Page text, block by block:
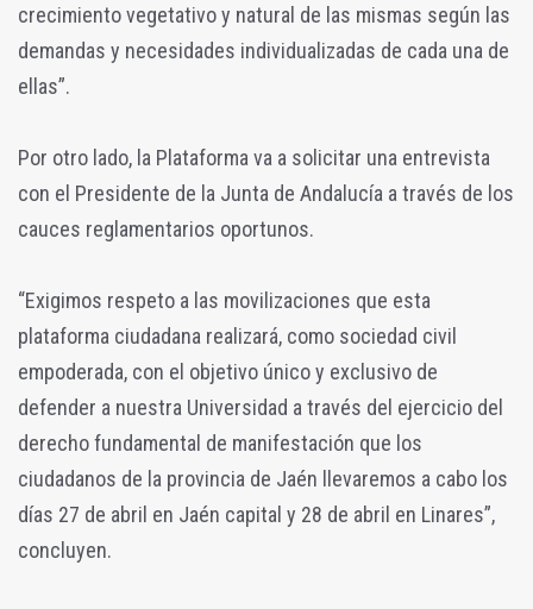
crecimiento vegetativo y natural de las mismas según las
demandas y necesidades individualizadas de cada una de
ellas”.
Por otro lado, la Plataforma va a solicitar una entrevista
con el Presidente de la Junta de Andalucía a través de los
cauces reglamentarios oportunos.
“Exigimos respeto a las movilizaciones que esta
plataforma ciudadana realizará, como sociedad civil
empoderada, con el objetivo único y exclusivo de
defender a nuestra Universidad a través del ejercicio del
derecho fundamental de manifestación que los
ciudadanos de la provincia de Jaén llevaremos a cabo los
días 27 de abril en Jaén capital y 28 de abril en Linares”,
concluyen.